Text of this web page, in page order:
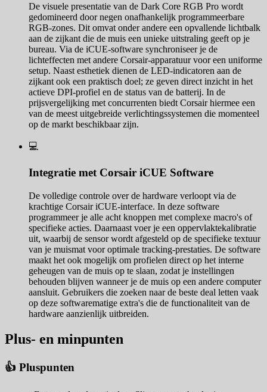
De visuele presentatie van de Dark Core RGB Pro wordt
gedomineerd door negen onafhankelijk programmeerbare
RGB-zones. Dit omvat onder andere een opvallende lichtbalk
aan de zijkant die de muis een unieke uitstraling geeft op je
bureau. Via de iCUE-software synchroniseer je de
lichteffecten met andere Corsair-apparatuur voor een uniforme
setup. Naast esthetiek dienen de LED-indicatoren aan de
zijkant ook een praktisch doel; ze geven direct inzicht in het
actieve DPI-profiel en de status van de batterij. In de
prijsvergelijking met concurrenten biedt Corsair hiermee een
van de meest uitgebreide verlichtingssystemen die momenteel
op de markt beschikbaar zijn.
💻
Integratie met Corsair iCUE Software
De volledige controle over de hardware verloopt via de
krachtige Corsair iCUE-interface. In deze software
programmeer je alle acht knoppen met complexe macro's of
specifieke acties. Daarnaast voer je een oppervlaktekalibratie
uit, waarbij de sensor wordt afgesteld op de specifieke textuur
van je muismat voor optimale tracking-prestaties. De software
maakt het ook mogelijk om profielen direct op het interne
geheugen van de muis op te slaan, zodat je instellingen
behouden blijven wanneer je de muis op een andere computer
aansluit. Gebruikers die zoeken naar de beste deal letten vaak
op deze softwarematige extra's die de functionaliteit van de
hardware aanzienlijk uitbreiden.
Plus- en minpunten
👍 Pluspunten